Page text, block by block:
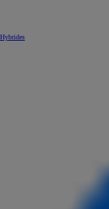
Hybrides